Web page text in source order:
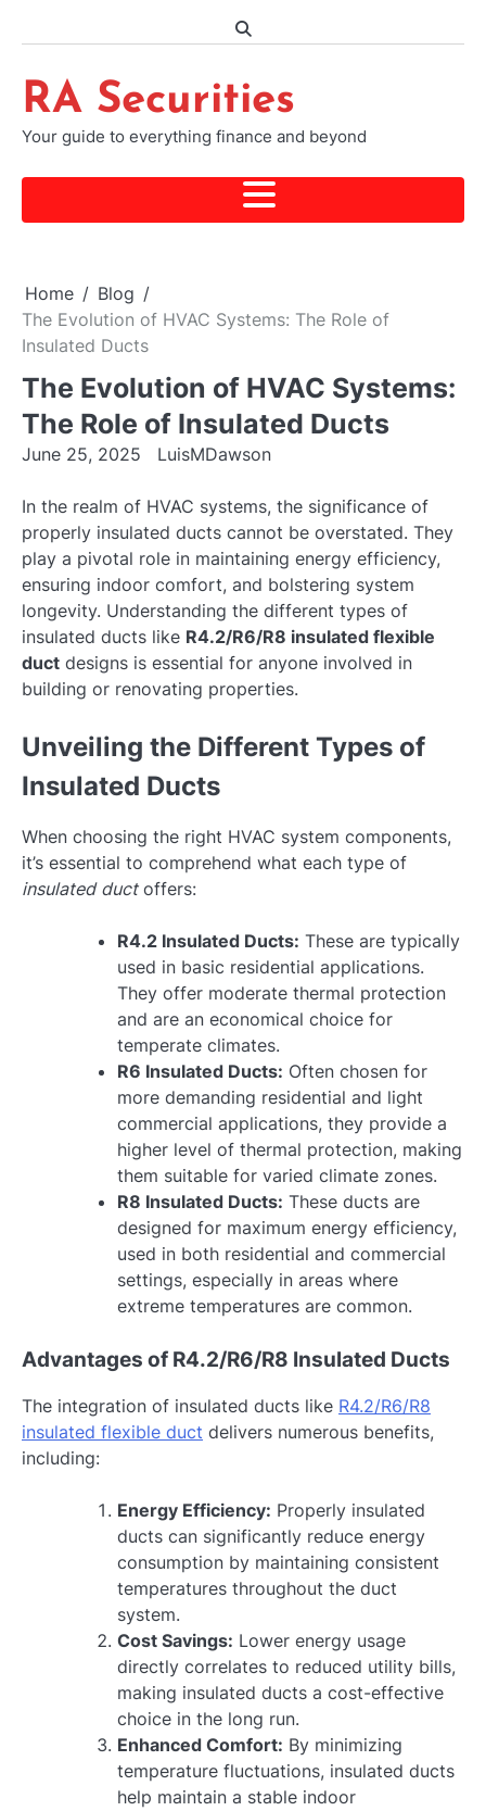
RA Securities
Your guide to everything finance and beyond
Home
Blog
The Evolution of HVAC Systems: The Role of
Insulated Ducts
The Evolution of HVAC Systems:
The Role of Insulated Ducts
June 25, 2025 LuisMDawson
In the realm of HVAC systems, the significance of
properly insulated ducts cannot be overstated. They
play a pivotal role in maintaining energy efficiency,
ensuring indoor comfort, and bolstering system
longevity. Understanding the different types of
insulated ducts like R4.2/R6/R8 insulated flexible
duct designs is essential for anyone involved in
building or renovating properties.
Unveiling the Different Types of
Insulated Ducts
When choosing the right HVAC system components,
it’s essential to comprehend what each type of
insulated ductoffers:
R4.2 Insulated Ducts: These are typically
used in basic residential applications.
They offer moderate thermal protection
and are an economical choice for
temperate climates.
R6 Insulated Ducts: Often chosen for
more demanding residential and light
commercial applications, they provide a
higher level of thermal protection, making
them suitable for varied climate zones.
R8 Insulated Ducts: These ducts are
designed for maximum energy efficiency,
used in both residential and commercial
settings, especially in areas where
extreme temperatures are common.
Advantages of R4.2/R6/R8 Insulated Ducts
The integration of insulated ducts like R4.2/R6/R8
insulated flexible duct delivers numerous benefits,
including:
Energy Efficiency: Properly insulated
ducts can significantly reduce energy
consumption by maintaining consistent
temperatures throughout the duct
system.
Cost Savings: Lower energy usage
directly correlates to reduced utility bills,
making insulated ducts a cost-effective
choice in the long run.
Enhanced Comfort: By minimizing
temperature fluctuations, insulated ducts
help maintain a stable indoor